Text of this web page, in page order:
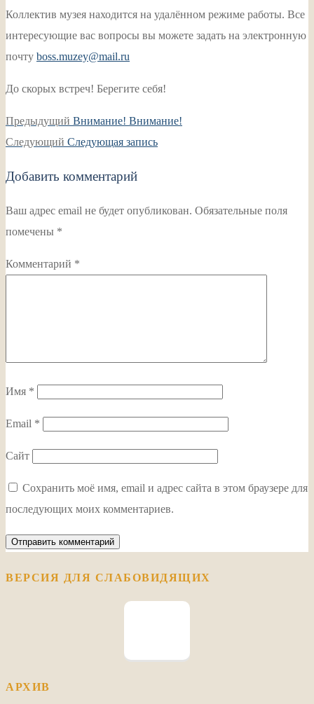
Коллектив музея находится на удалённом режиме работы. Все
интересующие вас вопросы вы можете задать на электронную
почту boss.muzey@mail.ru
До скорых встреч! Берегите себя!
Навигация
по
Предыдущий Предыдущая
запись:
Внимание! Внимание!
Следующий Следующая
Следующая запись
Добавить комментарий
Ваш адрес email не будет опубликован. Обязательные поля
помечены *
Комментарий *
Имя *
Email *
Сайт
Сохранить моё имя, email и адрес сайта в этом браузере для
последующих моих комментариев.
ВЕРСИЯ ДЛЯ СЛАБОВИДЯЩИХ
АРХИВ